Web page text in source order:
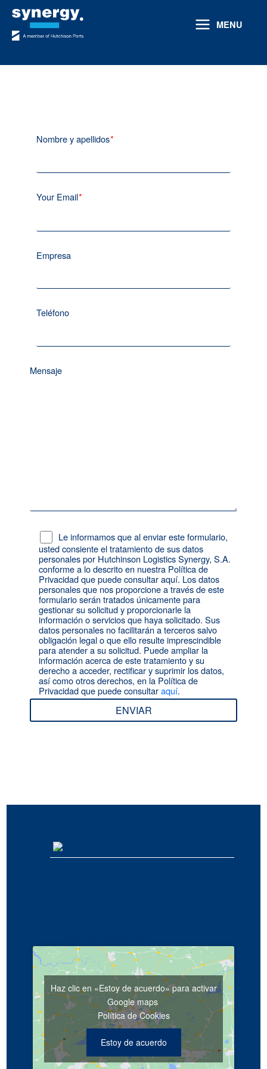
contenido
MENU
Nombre y apellidos*
Your Email*
Empresa
Teléfono
Mensaje
Le informamos que al enviar este formulario,
usted consiente el tratamiento de sus datos
personales por Hutchinson Logistics Synergy, S.A.
conforme a lo descrito en nuestra Política de
Privacidad que puede consultar aquí. Los datos
personales que nos proporcione a través de este
formulario serán tratados únicamente para
gestionar su solicitud y proporcionarle la
información o servicios que haya solicitado. Sus
datos personales no facilitarán a terceros salvo
obligación legal o que ello resulte imprescindible
para atender a su solicitud. Puede ampliar la
información acerca de este tratamiento y su
derecho a acceder, rectificar y suprimir los datos,
así como otros derechos, en la Política de
Privacidad que puede consultaraquí.
Haz clic en «Estoy de acuerdo» para activar
Google maps
Política de Cookies
Estoy de acuerdo